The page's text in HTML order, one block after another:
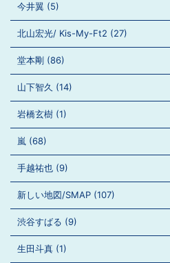
今井翼 (5)
北山宏光/ Kis-My-Ft2 (27)
堂本剛 (86)
山下智久 (14)
岩橋玄樹 (1)
嵐 (68)
手越祐也 (9)
新しい地図/SMAP (107)
渋谷すばる (9)
生田斗真 (1)